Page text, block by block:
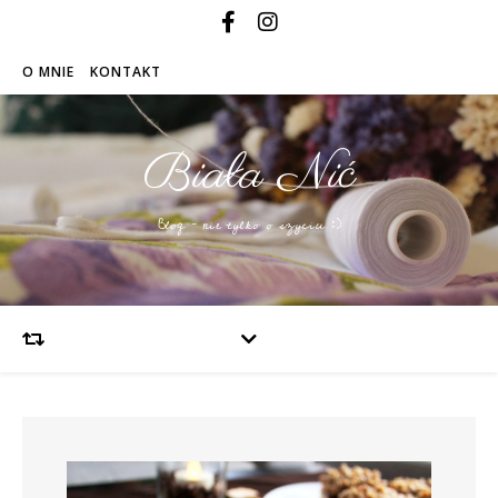
O MNIE KONTAKT
Biała Nić
Blog – nie tylko o szyciu :)